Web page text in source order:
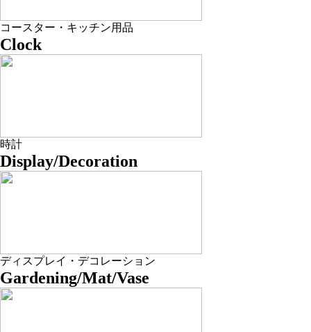
コースター・キッチン用品
Clock
時計
Display/Decoration
ディスプレイ・デコレーション
Gardening/Mat/Vase